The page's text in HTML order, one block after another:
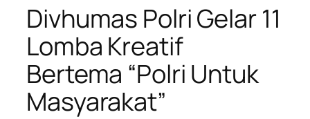
Divhumas Polri Gelar 11
Lomba Kreatif
Bertema “Polri Untuk
Masyarakat”